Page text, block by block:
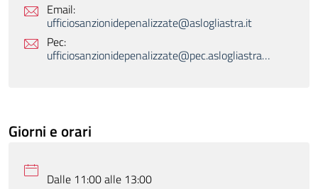
Email:
ufficiosanzionidepenalizzate@aslogliastra.it
Pec:
ufficiosanzionidepenalizzate@pec.aslogliastra.it
Giorni e orari
Dalle 11:00 alle 13:00